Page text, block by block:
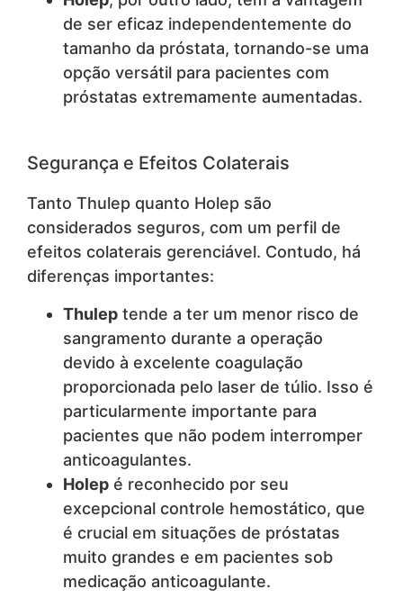
de ser eficaz independentemente do
tamanho da próstata, tornando-se uma
opção versátil para pacientes com
próstatas extremamente aumentadas.
Segurança e Efeitos Colaterais
Tanto Thulep quanto Holep são
considerados seguros, com um perfil de
efeitos colaterais gerenciável. Contudo, há
diferenças importantes:
Thulep tende a ter um menor risco de
sangramento durante a operação
devido à excelente coagulação
proporcionada pelo laser de túlio. Isso é
particularmente importante para
pacientes que não podem interromper
anticoagulantes.
Holep é reconhecido por seu
excepcional controle hemostático, que
é crucial em situações de próstatas
muito grandes e em pacientes sob
medicação anticoagulante.